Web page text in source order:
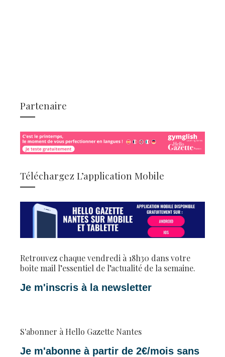
Partenaire
Téléchargez L’application Mobile
Retrouvez chaque vendredi à 18h30 dans votre
boite mail l’essentiel de l’actualité de la semaine.
Je m'inscris à la newsletter
S'abonner à Hello Gazette Nantes
Je m'abonne à partir de 2€/mois sans